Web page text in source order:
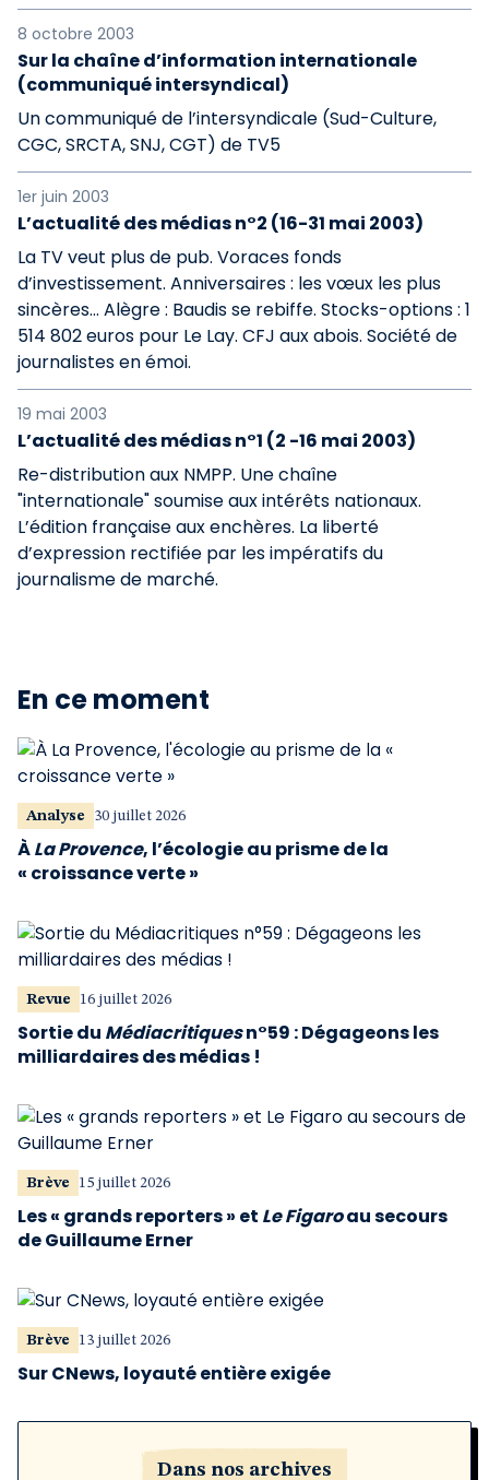
8 octobre 2003
Sur la chaîne d’information internationale
(communiqué intersyndical)
Un communiqué de l’intersyndicale (Sud-Culture,
CGC, SRCTA, SNJ, CGT) de TV5
1er juin 2003
L’actualité des médias n°2 (16-31 mai 2003)
La TV veut plus de pub. Voraces fonds
d’investissement. Anniversaires : les vœux les plus
sincères... Alègre : Baudis se rebiffe. Stocks-options : 1
514 802 euros pour Le Lay. CFJ aux abois. Société de
journalistes en émoi.
19 mai 2003
L’actualité des médias n°1 (2 -16 mai 2003)
Re-distribution aux NMPP. Une chaîne
"internationale" soumise aux intérêts nationaux.
L’édition française aux enchères. La liberté
d’expression rectifiée par les impératifs du
journalisme de marché.
En ce moment
Analyse 30 juillet 2026
ÀLa Provence, l’écologie au prisme de la
« croissance verte »
Revue 16 juillet 2026
Sortie du Médiacritiquesn°59 : Dégageons les
milliardaires des médias !
Brève 15 juillet 2026
Les « grands reporters » et Le Figaroau secours
de Guillaume Erner
Brève 13 juillet 2026
Sur CNews, loyauté entière exigée
Dans nos archives